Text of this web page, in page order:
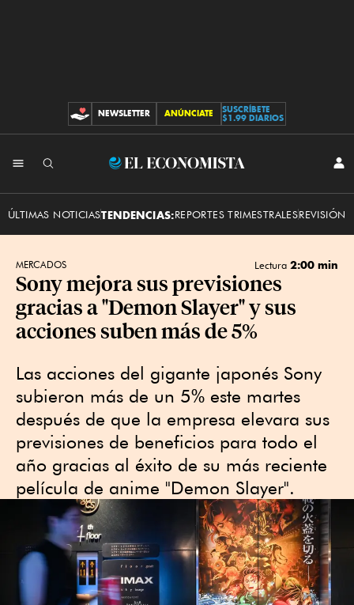
CONTRIBUCIONES
NEWSLETTER ANÚNCIATE
SUSCRÍBETE
$1.99 DIARIOS
El
ÚLTIMAS NOTICIASTENDENCIAS:REPORTES TRIMESTRALESREVISIÓN
MERCADOS Lectura 2:00 min
Sony mejora sus previsiones
gracias a "Demon Slayer" y sus
acciones suben más de 5%
Las acciones del gigante japonés Sony
subieron más de un 5% este martes
después de que la empresa elevara sus
previsiones de beneficios para todo el
año gracias al éxito de su más reciente
película de anime "Demon Slayer".